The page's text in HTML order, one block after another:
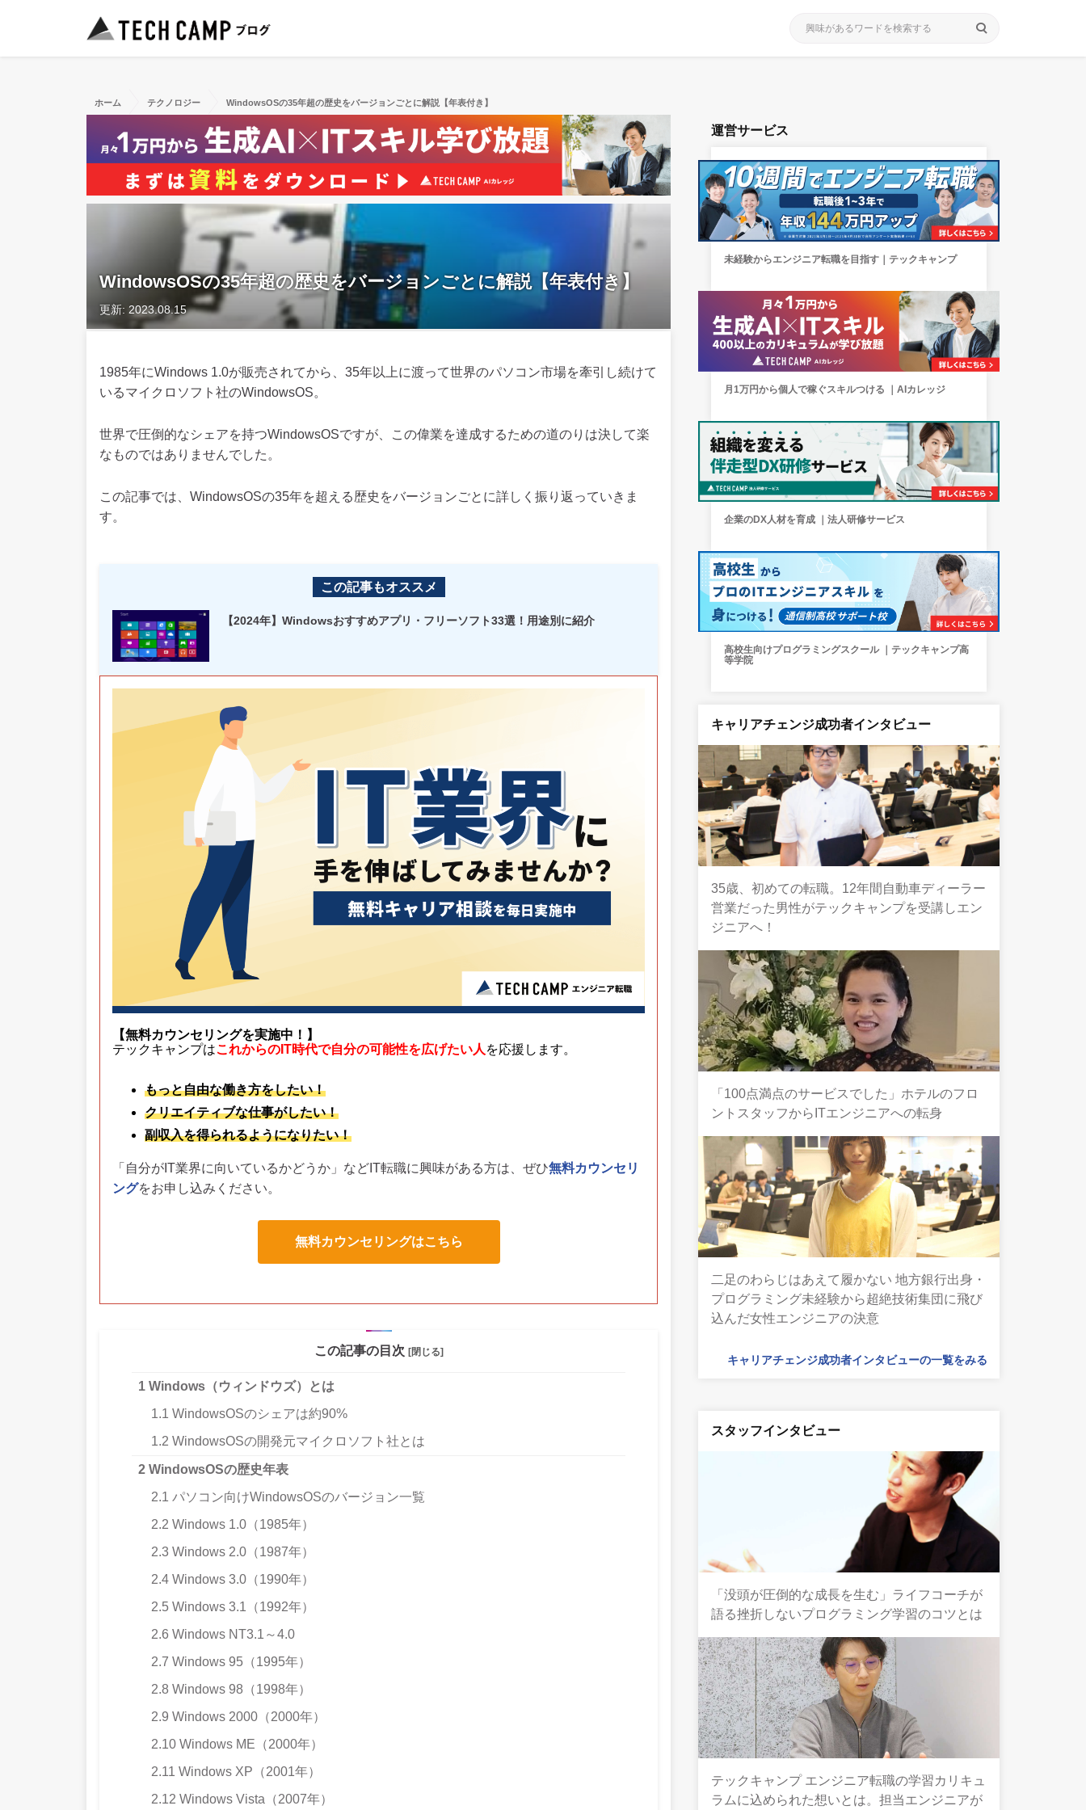
search
ホーム テクノロジー WindowsOSの35年超の歴史をバージョンごとに解説【年表付き】
WindowsOSの35年超の歴史をバージョンごとに解説【年表付き】
更新: 2023.08.15
1985年にWindows 1.0が販売されてから、35年以上に渡って世界のパソコン市場を牽引し続けて
いるマイクロソフト社のWindowsOS。
世界で圧倒的なシェアを持つWindowsOSですが、この偉業を達成するための道のりは決して楽
なものではありませんでした。
この記事では、WindowsOSの35年を超える歴史をバージョンごとに詳しく振り返っていきま
す。
この記事もオススメ
【2024年】Windowsおすすめアプリ・フリーソフト33選！用途別に紹介
【無料カウンセリングを実施中！】
テックキャンプはこれからのIT時代で自分の可能性を広げたい人 を応援します。
もっと自由な働き方をしたい！
クリエイティブな仕事がしたい！
副収入を得られるようになりたい！
「自分がIT業界に向いているかどうか」などIT転職に興味がある方は、 ぜひ無料カウンセリ
ングをお申し込みください。
無料カウンセリングはこちら
この記事の目次 [閉じる]
1 Windows（ウィンドウズ）とは
1.1 WindowsOSのシェアは約90%
1.2 WindowsOSの開発元マイクロソフト社とは
2 WindowsOSの歴史年表
2.1 パソコン向けWindowsOSのバージョン一覧
2.2 Windows 1.0（1985年）
2.3 Windows 2.0（1987年）
2.4 Windows 3.0（1990年）
2.5 Windows 3.1（1992年）
2.6 Windows NT3.1～4.0
2.7 Windows 95（1995年）
2.8 Windows 98（1998年）
2.9 Windows 2000（2000年）
2.10 Windows ME（2000年）
2.11 Windows XP（2001年）
2.12 Windows Vista（2007年）
運営サービス
未経験からエンジニア転職を目指す｜テックキャンプ
月1万円から個人で稼ぐスキルつける ｜AIカレッジ
企業のDX人材を育成 ｜法人研修サービス
高校生向けプログラミングスクール ｜テックキャンプ高
等学院
キャリアチェンジ成功者インタビュー
35歳、初めての転職。12年間自動車ディーラー
営業だった男性がテックキャンプを受講しエン
ジニアへ！
「100点満点のサービスでした」ホテルのフロ
ントスタッフからITエンジニアへの転身
二足のわらじはあえて履かない 地方銀行出身・
プログラミング未経験から超絶技術集団に飛び
込んだ女性エンジニアの決意
キャリアチェンジ成功者インタビューの一覧をみる
スタッフインタビュー
「没頭が圧倒的な成長を生む」ライフコーチが
語る挫折しないプログラミング学習のコツとは
テックキャンプ エンジニア転職の学習カリキュ
ラムに込められた想いとは。担当エンジニアが